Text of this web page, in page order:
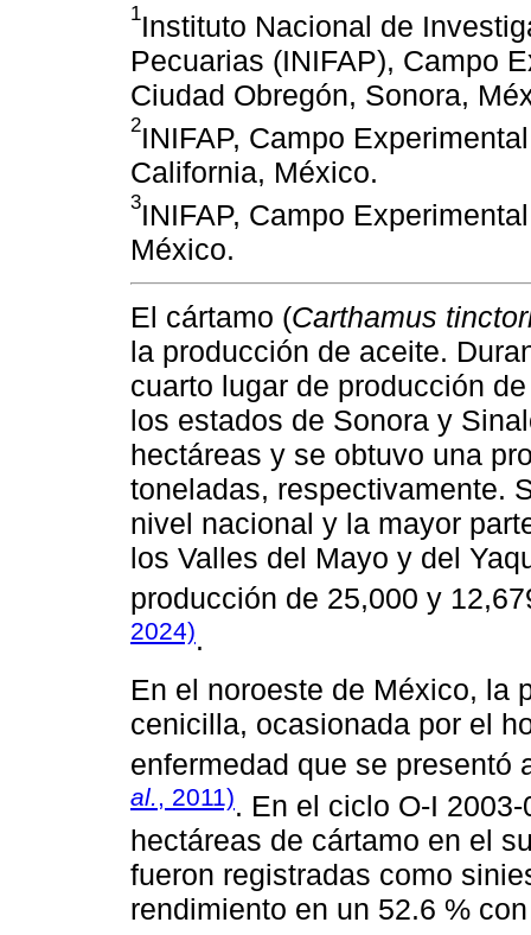
1Instituto Nacional de
Pecuarias (INIFAP), Campo
Ciudad Obregón, Sonora,
2INIFAP, Campo
California, México.
3INIFAP, Campo
México.
El cártamo (Carthamus
la producción de aceite.
cuarto lugar de producción
los estados de Sonora y
hectáreas y se obtuvo una
toneladas, respectivamente.
nivel nacional y la mayor
los Valles del Mayo y del
producción de 25,000 y
2024).
En el noroeste de México, la
cenicilla, ocasionada por el
enfermedad que se
al. , 2011). En el ciclo O-I
hectáreas de cártamo en el
fueron registradas como
rendimiento en un 52.6 %